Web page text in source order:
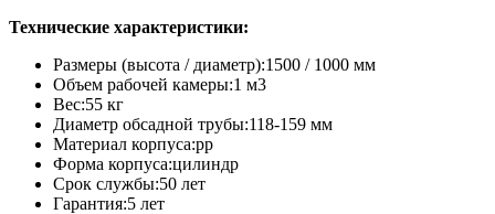
Технические характеристики:
Размеры (высота / диаметр):1500 / 1000 мм
Объем рабочей камеры:1 м3
Вес:55 кг
Диаметр обсадной трубы:118-159 мм
Материал корпуса:pp
Форма корпуса:цилиндр
Срок службы:50 лет
Гарантия:5 лет